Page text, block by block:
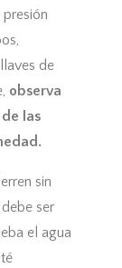
de
observa
las
sin
ser
el agua